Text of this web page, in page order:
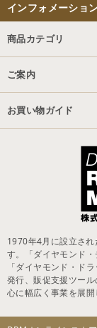
インフォメーショ
商品カテゴリ
ご案内
お買い物ガイド
1970年4月に設立さ
す。「ダイヤモンド
「ダイヤモンド・ド
発行、販促支援ツー
心に幅広く事業を展開